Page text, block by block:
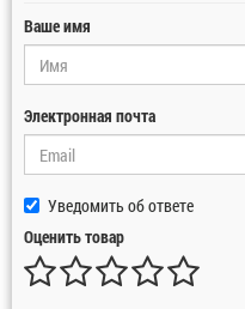
Ваше имя
Электронная почта
Уведомить об ответе
Оценить товар